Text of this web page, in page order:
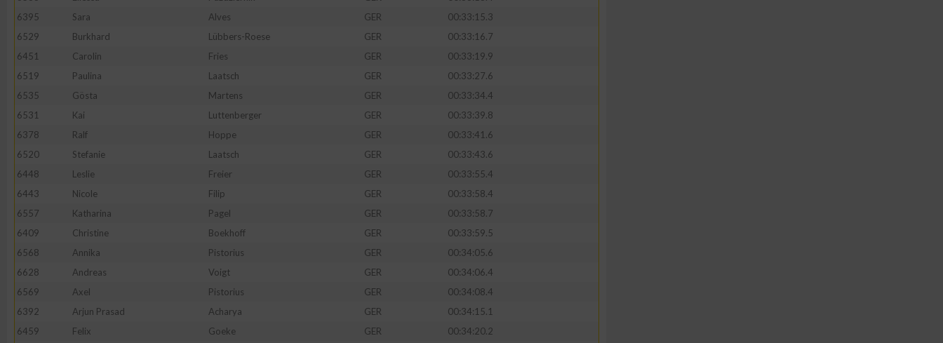
6395
Sara Alves GER
00:33:15.3
6529
Burkhard Lübbers-Roese GER
00:33:16.7
6451
Carolin Fries GER
00:33:19.9
6519
Paulina Laatsch GER
00:33:27.6
6535
Gösta Martens GER
00:33:34.4
6531
Kai Luttenberger GER
00:33:39.8
6378
Ralf Hoppe GER
00:33:41.6
6520
Stefanie Laatsch GER
00:33:43.6
6448
Leslie Freier GER
00:33:55.4
6443
Nicole Filip GER
00:33:58.4
6557
Katharina Pagel GER
00:33:58.7
6409
Christine Boekhoff GER
00:33:59.5
6568
Annika Pistorius GER
00:34:05.6
6628
Andreas Voigt GER
00:34:06.4
6569
Axel Pistorius GER
00:34:08.4
6392
Arjun Prasad Acharya GER
00:34:15.1
6459
Felix Goeke GER 00:34:20.2
Verwendung reduzierter Daten zur Auswahl von Inhalten
IAB-Besonderheiten:
Verwendung genauer Standortdaten
Nicht-IAB-Verarbeitungszwecke:
Performance
Funktional
Werbung